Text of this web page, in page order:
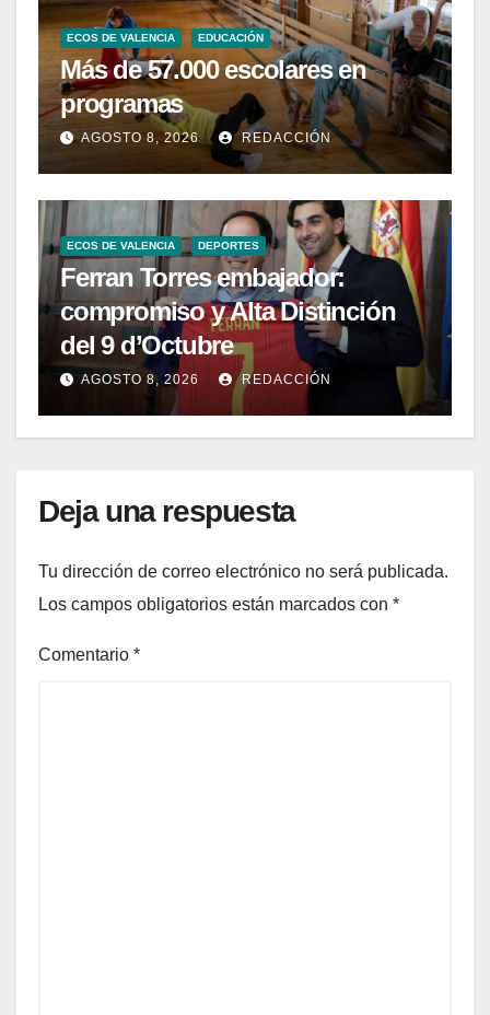
ECOS DE VALENCIA EDUCACIÓN
Más de 57.000 escolares en
programas
AGOSTO 8, 2026 REDACCIÓN
ECOS DE VALENCIA DEPORTES
Ferran Torres embajador:
compromiso y Alta Distinción
del 9 d’Octubre
AGOSTO 8, 2026 REDACCIÓN
Deja una respuesta
Tu dirección de correo electrónico no será publicada.
Los campos obligatorios están marcados con *
Comentario *